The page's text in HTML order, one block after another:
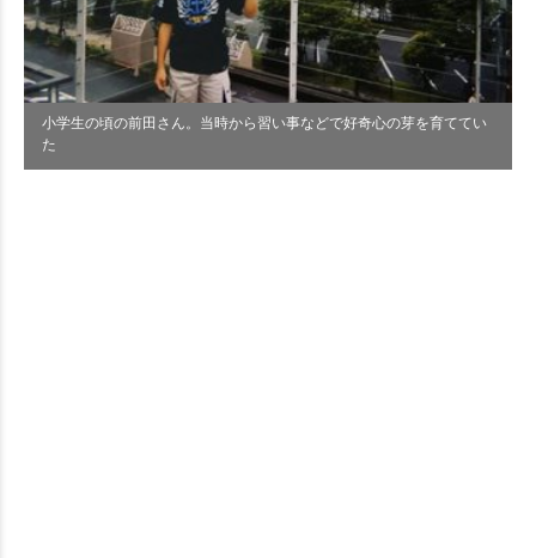
小学生の頃の前田さん。当時から習い事などで好奇心の芽を育ててい
た